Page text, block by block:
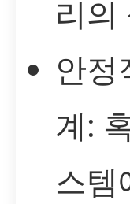
리의
안정
계:
스템